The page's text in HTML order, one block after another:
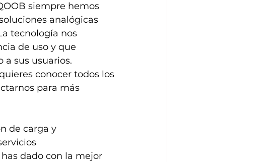
siempre hemos
analógicas
tecnología nos
de uso y que
sus usuarios.
conocer todos los
para más
de carga y
dado con la mejor